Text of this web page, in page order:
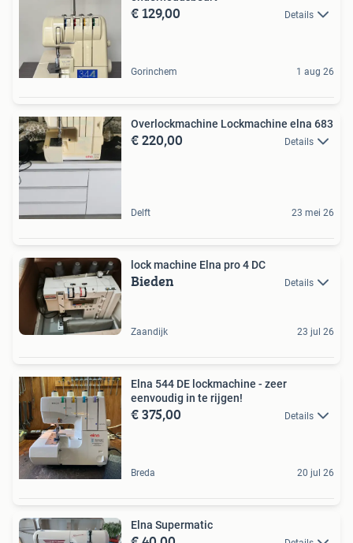
€ 129,00 Details
Gorinchem 1 aug 26
Overlockmachine Lockmachine elna 683
€ 220,00 Details
Delft 23 mei 26
lock machine Elna pro 4 DC
Bieden Details
Zaandijk 23 jul 26
Elna 544 DE lockmachine - zeer
eenvoudig in te rijgen!
€ 375,00 Details
Breda 20 jul 26
Elna Supermatic